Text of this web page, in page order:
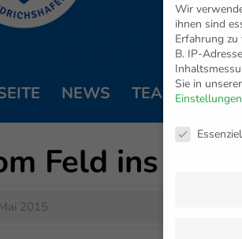
NEWS TEAM
Feld ins Bett
2015
Wir
ihnen sind
Erfahrung zu
B. IP-
Sie in unserer
Einstellungen